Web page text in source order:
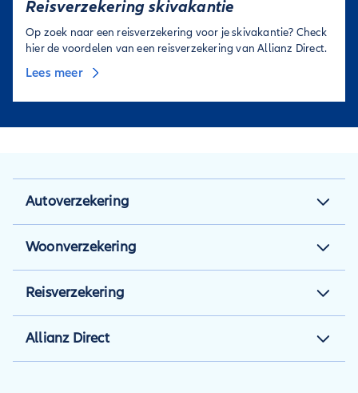
Reisverzekering skivakantie
Op zoek naar een reisverzekering voor je skivakantie? Check
hier de voordelen van een reisverzekering van Allianz Direct.
Lees meer
Autoverzekering
Autoverzekering
Autoverzekering berekenen
Autotips
Inzittendenverzekering
Rechtsbijstandverzekering
Woonverzekering
Woonverzekering
Aansprakelijkheidsverzekering
Opstalverzekering
berekenen
Reisverzekering
Reisverzekering
Kortlopende
Allianz Direct